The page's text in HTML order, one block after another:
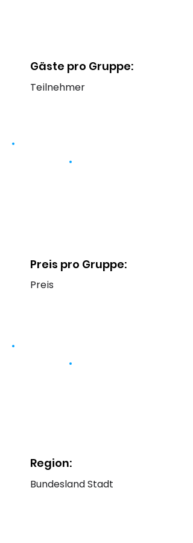
Gäste pro Gruppe:
Teilnehmer
Preis pro Gruppe:
Preis
Region:
Bundesland Stadt